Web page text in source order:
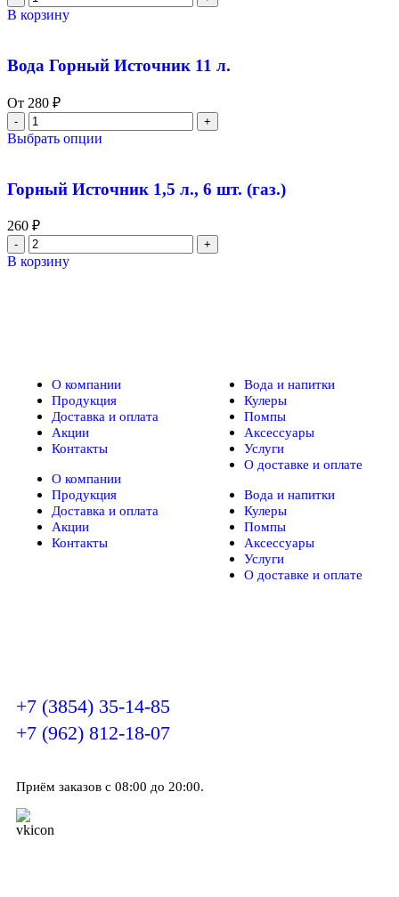
В корзину
Вода Горный Источник 11 л.
От 280 ₽
Выбрать опции
Горный Источник 1,5 л., 6 шт. (газ.)
260 ₽
В корзину
О компании
Продукция
Доставка и оплата
Акции
Контакты
О компании
Продукция
Доставка и оплата
Акции
Контакты
Вода и напитки
Кулеры
Помпы
Аксессуары
Услуги
О доставке и оплате
Вода и напитки
Кулеры
Помпы
Аксессуары
Услуги
О доставке и оплате
+7 (3854) 35-14-85
+7 (962) 812-18-07
Приём заказов с 08:00 до 20:00.